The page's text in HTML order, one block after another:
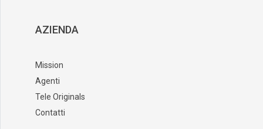
AZIENDA
Mission
Agenti
Tele Originals
Contatti